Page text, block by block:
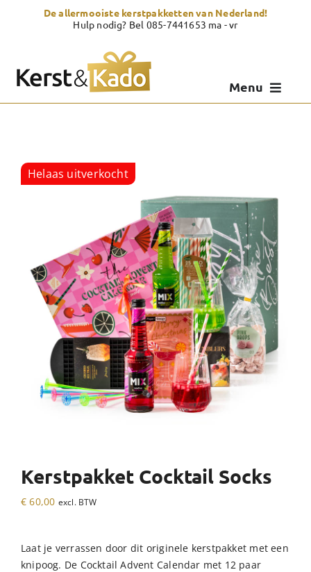
De allermooiste kerstpakketten van Nederland!
Hulp nodig? Bel 085-7441653 ma - vr
Menu
Over Kerst & Kado
Helaas uitverkocht
Kerstpakket Cocktail Socks
€ 60,00 excl. BTW
Laat je verrassen door dit originele kerstpakket met een
knipoog. De Cocktail Advent Calendar met 12 paar